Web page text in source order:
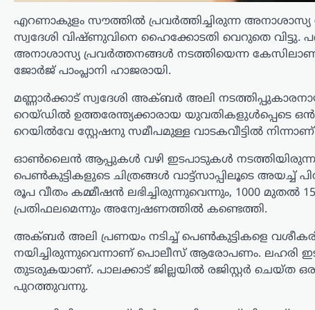
എറണാകുളം സൗത്തിൽ പ്രവർത്തിച്ചിരുന്ന അനാശാസ്യ
സ്വദേശി വിഷ്ണുവിനെ ഹൈക്കോടതി വെറുതെ വിട്ടു.
അനാശാസ്യ പ്രവർത്തനങ്ങൾ നടത്തിയെന്ന കേസിലാണ്
ജോർജ് പാംപ്ലാനി ഹാജരായി.
മണ്ണാർക്കാട് സ്വദേശി അക്ബർ അലി
റെയ്ഡിൽ ഉത്തരേന്ത്യക്കാരായ യുവതികളുൾപ്പെടെ
റെയിൽവേ സ്റ്റേഷനു സമീപമുള്ള വാടകവീട്ടിൽ
ഓൺലൈൻ ആപ്പുകൾ വഴി ഇടപാടുകൾ
പെൺകുട്ടികളുടെ ചിത്രങ്ങൾ വാട്ട്സാപ്പിലൂടെ അയച്ച്
രൂപ വീതം കമ്മീഷൻ ലഭിച്ചിരുന്നുവെന്നും, 1000 മുതൽ
പ്രതിഫലമെന്നും അന്വേഷണത്തിൽ കണ്ടെത്തി.
അക്ബർ അലി പ്രണയം നടിച്ച് പെൺകുട്ടികളെ
നയിച്ചിരുന്നുവെന്നാണ് പൊലീസ് ആരോപണം. ലഹരി
തുടരുകയാണ്. പാലക്കാട് ജില്ലയിൽ രജിസ്റ്റർ
പുറത്തുവന്നു.
അമേരിക്ക
ന്യൂസ് ഡെസ്ക് ഓഗസ്റ്റ്‌ 6, 2026
അമേരിക്കയിലെ വിവിധ
സംസ്ഥാനങ്ങളിലെ ജല-മലിനജല
ശുദ്ധീകരണ സംവിധാനങ്ങൾക്കെതിരെ
സൈബർ ആക്രമണങ്ങൾ നടന്നതായി
റിപ്പോർട്ട്. കുറഞ്ഞത് ഒരു ഡസൻ
സംസ്ഥാനങ്ങളിലെ യൂട്ടിലിറ്റി
സംവിധാനങ്ങളെയാണ് ഹാക്കർമാർ
കേരളം,തിരുവനന്തപുരം,ലേറ്റസ്റ്റ് ന്യൂസ്
പുനർജനി പദ്ധതിയിൽ
മുഖ്യമന്ത്രി വി.ഡി
സതീശനെ കണക്ട്
ചെയ്യാനുള്ള ഒരു
തെളിവുമില്ല; കാര്യങ്ങൾ